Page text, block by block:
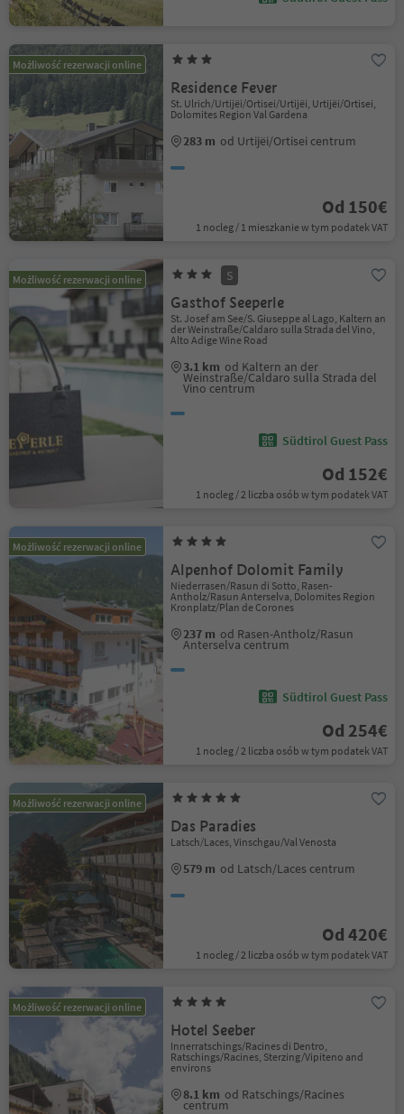
Możliwość rezerwacji online
Residence Fever
St. Ulrich/Urtijëi/Ortisei/Urtijëi, Urtijëi/Ortisei,
Dolomites Region Val Gardena
283 m od Urtijëi/Ortisei centrum
Od 150€
1 nocleg / 1 mieszkanie w tym podatek VAT
Możliwość rezerwacji online S
Gasthof Seeperle
St. Josef am See/S. Giuseppe al Lago, Kaltern an
der Weinstraße/Caldaro sulla Strada del Vino,
Alto Adige Wine Road
3.1 km od Kaltern an der
Weinstraße/Caldaro sulla Strada del
Vino centrum
Südtirol Guest Pass
Od 152€
1 nocleg / 2 liczba osób w tym podatek VAT
Możliwość rezerwacji online
Alpenhof Dolomit Family
Niederrasen/Rasun di Sotto, Rasen-
Antholz/Rasun Anterselva, Dolomites Region
Kronplatz/Plan de Corones
237 m od Rasen-Antholz/Rasun
Anterselva centrum
Südtirol Guest Pass
Od 254€
1 nocleg / 2 liczba osób w tym podatek VAT
Możliwość rezerwacji online
Das Paradies
Latsch/Laces, Vinschgau/Val Venosta
579 m od Latsch/Laces centrum
Od 420€
1 nocleg / 2 liczba osób w tym podatek VAT
Możliwość rezerwacji online
Hotel Seeber
Innerratschings/Racines di Dentro,
Ratschings/Racines, Sterzing/Vipiteno and
environs
8.1 km od Ratschings/Racines
centrum